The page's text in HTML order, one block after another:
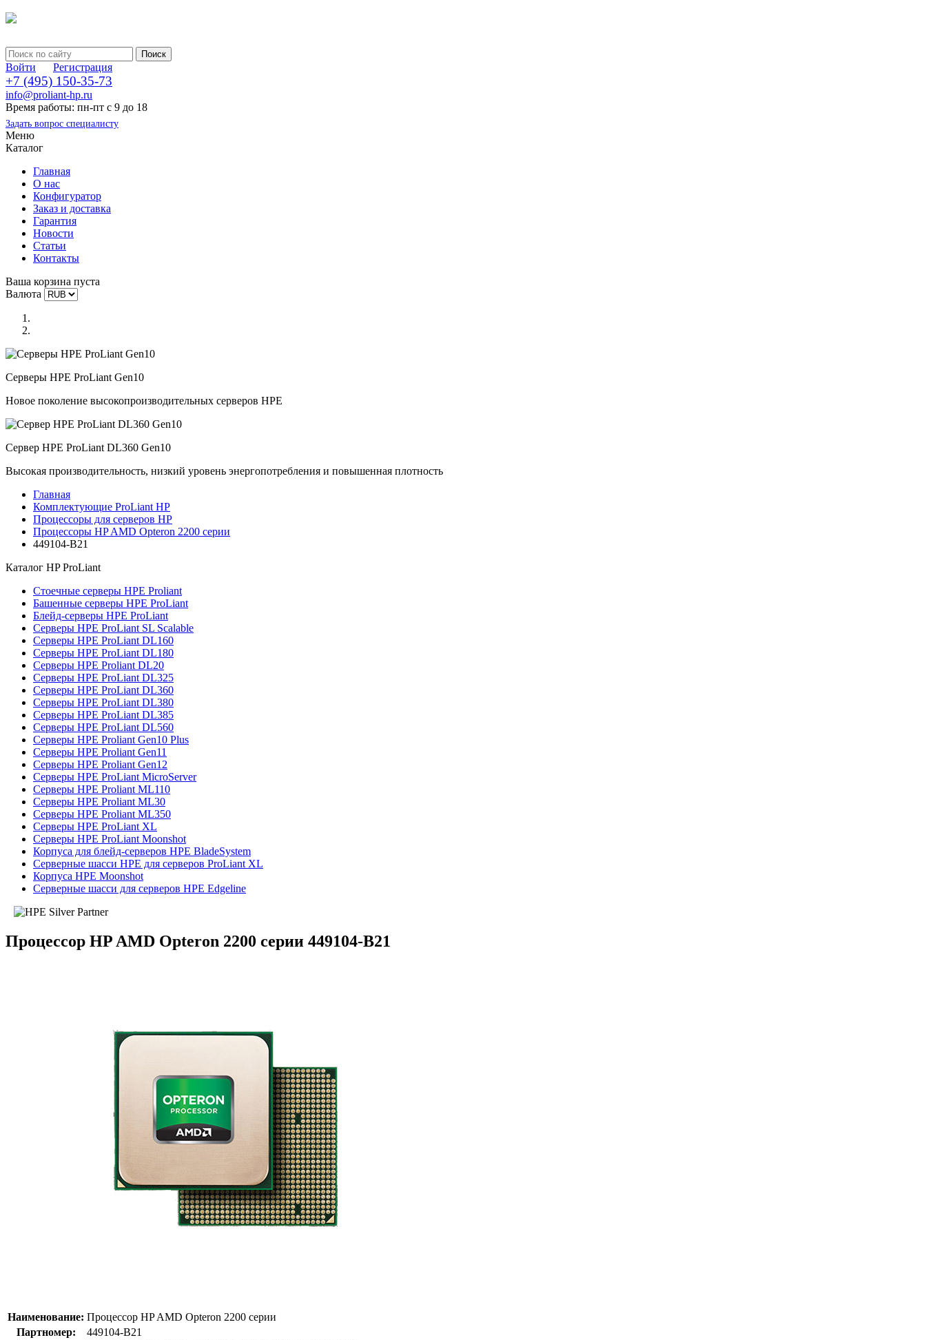
Войти Регистрация
+7 (495) 150-35-73
info@proliant-hp.ru
Время работы: пн-пт с 9 до 18
Задать вопрос специалисту
Меню
Каталог
Главная
О нас
Конфигуратор
Заказ и доставка
Гарантия
Новости
Статьи
Контакты
Ваша корзина пуста
Валюта
Серверы HPE ProLiant Gen10
Новое поколение высокопроизводительных серверов HPE
Сервер HPE ProLiant DL360 Gen10
Высокая производительность, низкий уровень энергопотребления и повышенная плотность
Главная
Комплектующие ProLiant HP
Процессоры для серверов HP
Процессоры HP AMD Opteron 2200 серии
449104-B21
Каталог HP ProLiant
Стоечные серверы HPE Proliant
Башенные серверы HPE ProLiant
Блейд-серверы HPE ProLiant
Серверы HPE ProLiant SL Scalable
Серверы HPE ProLiant DL160
Серверы HPE ProLiant DL180
Серверы HPE Proliant DL20
Серверы HPE ProLiant DL325
Серверы HPE ProLiant DL360
Серверы HPE ProLiant DL380
Серверы HPE ProLiant DL385
Серверы HPE ProLiant DL560
Серверы HPE Proliant Gen10 Plus
Серверы HPE Proliant Gen11
Серверы HPE Proliant Gen12
Серверы HPE ProLiant MicroServer
Серверы HPE Proliant ML110
Серверы HPE Proliant ML30
Серверы HPE Proliant ML350
Серверы HPE ProLiant XL
Серверы HPE ProLiant Moonshot
Корпуса для блейд-серверов HPE BladeSystem
Серверные шасси HPE для серверов ProLiant XL
Корпуса HPE Moonshot
Серверные шасси для серверов HPE Edgeline
Процессор HP AMD Opteron 2200 серии 449104-B21
Наименование: Процессор HP AMD Opteron 2200 серии
Партномер:
449104-B21